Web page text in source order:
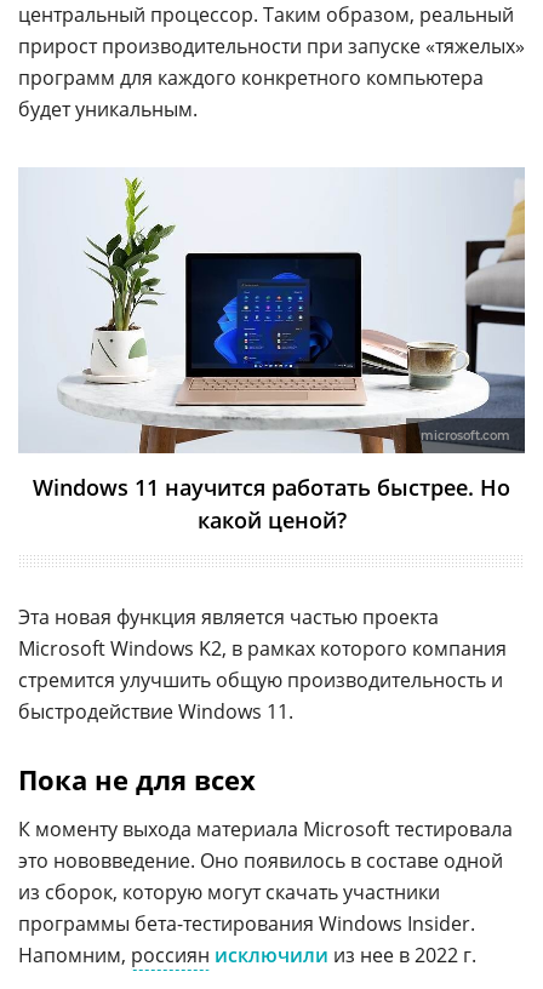
центральный процессор. Таким образом, реальный
прирост производительности при запуске «тяжелых»
программ для каждого конкретного компьютера
будет уникальным.
microsoft.com
Windows 11 научится работать быстрее. Но
какой ценой?
Эта новая функция является частью проекта
Microsoft Windows K2, в рамках которого компания
стремится улучшить общую производительность и
быстродействие Windows 11.
Пока не для всех
К моменту выхода материала Microsoft тестировала
это нововведение. Оно появилось в составе одной
из сборок, которую могут скачать участники
программы бета-тестирования Windows Insider.
Напомним, россиян исключили из нее в 2022 г.